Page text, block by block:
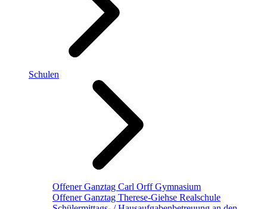
Schulen
Offener Ganztag Carl Orff Gymnasium
Offener Ganztag Therese-Giehse Realschule